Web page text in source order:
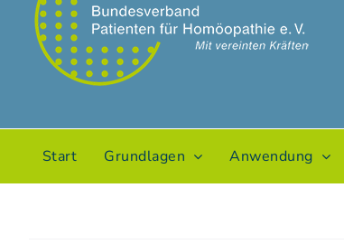
Start Grundlagen Anwendung